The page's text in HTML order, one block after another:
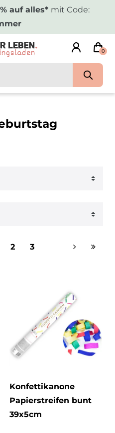
auf alles* mit Code:
0
2 3
Konfettikanone
Papierstreifen bunt
39x5cm